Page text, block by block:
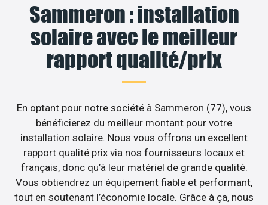
Sammeron : installation
solaire avec le meilleur
rapport qualité/prix
En optant pour notre société à Sammeron (77), vous
bénéficierez du meilleur montant pour votre
installation solaire. Nous vous offrons un excellent
rapport qualité prix via nos fournisseurs locaux et
français, donc qu’à leur matériel de grande qualité.
Vous obtiendrez un équipement fiable et performant,
tout en soutenant l’économie locale. Grâce à ça, nous